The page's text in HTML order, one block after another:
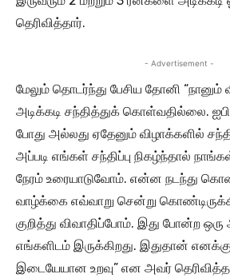
தெரிவித்தார்.
- Advertisement -
மேலும் தொடர்ந்து பேசிய தோனி “நானும்
அடிக்கடி சந்தித்துக் கொள்வதில்லை.
போது அல்லது ஏதேனும் விழாக்களில்
அப்படி எங்கள் சந்திப்பு நிகழ்ந்தால்
நேரம் உரையாடுவோம். என்ன நடந்து
வாழ்க்கை எவ்வாறு சென்று
குறித்து விவாதிப்போம். இது போன்ற
எங்களிடம் இருக்கிறது. இதுதான்
இடையேயான உறவு” என அவர்